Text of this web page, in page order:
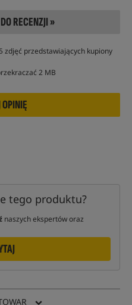
RECENZJI »
zdjęć przedstawiających kupiony
2 MB
tego produktu?
naszych ekspertów oraz